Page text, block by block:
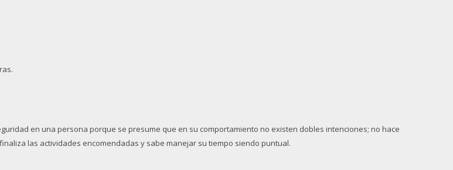
en una persona porque se presume que en su comportamiento no existen dobles intenciones; no hace
las actividades encomendadas y sabe manejar su tiempo siendo puntual.